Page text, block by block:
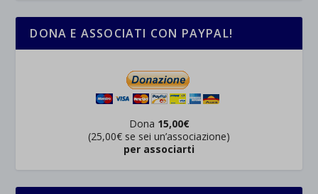
DONA E ASSOCIATI CON PAYPAL!
Dona 15,00€
(25,00€ se sei un’associazione)
per associarti